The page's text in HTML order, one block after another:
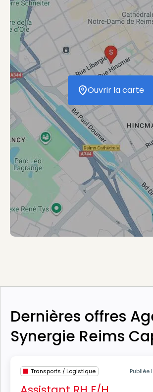
Ouvrir la
Ouvrir la carte
Dernières offres
Synergie Reims
Transports / Logistique Publiée